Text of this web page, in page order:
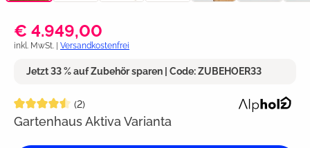
€ 4.949,00
inkl. MwSt. | Versandkostenfrei
Jetzt 33 % auf Zubehör sparen | Code: ZUBEHOER33
Durchschnittliche Bewertung von 4.5 von 5 Sternen
(2)
Gartenhaus Aktiva Varianta